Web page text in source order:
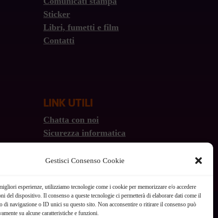
Gestisci Consenso Cookie
esperienze, utilizziamo tecnologie come i cookie per memorizzare e/o accedere
del dispositivo. Il consenso a queste tecnologie ci permetterà di elaborare dati come il
di navigazione o ID unici su questo sito. Non acconsentire o ritirare il consenso può
su alcune caratteristiche e funzioni.
Sticker
Libri, fumetti e film
Contatti
LINK UTILI
Chatta con noi
Sicurezza informatica
policy